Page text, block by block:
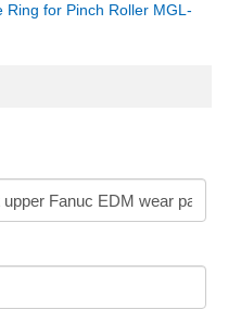
Ring for Pinch Roller MGL-